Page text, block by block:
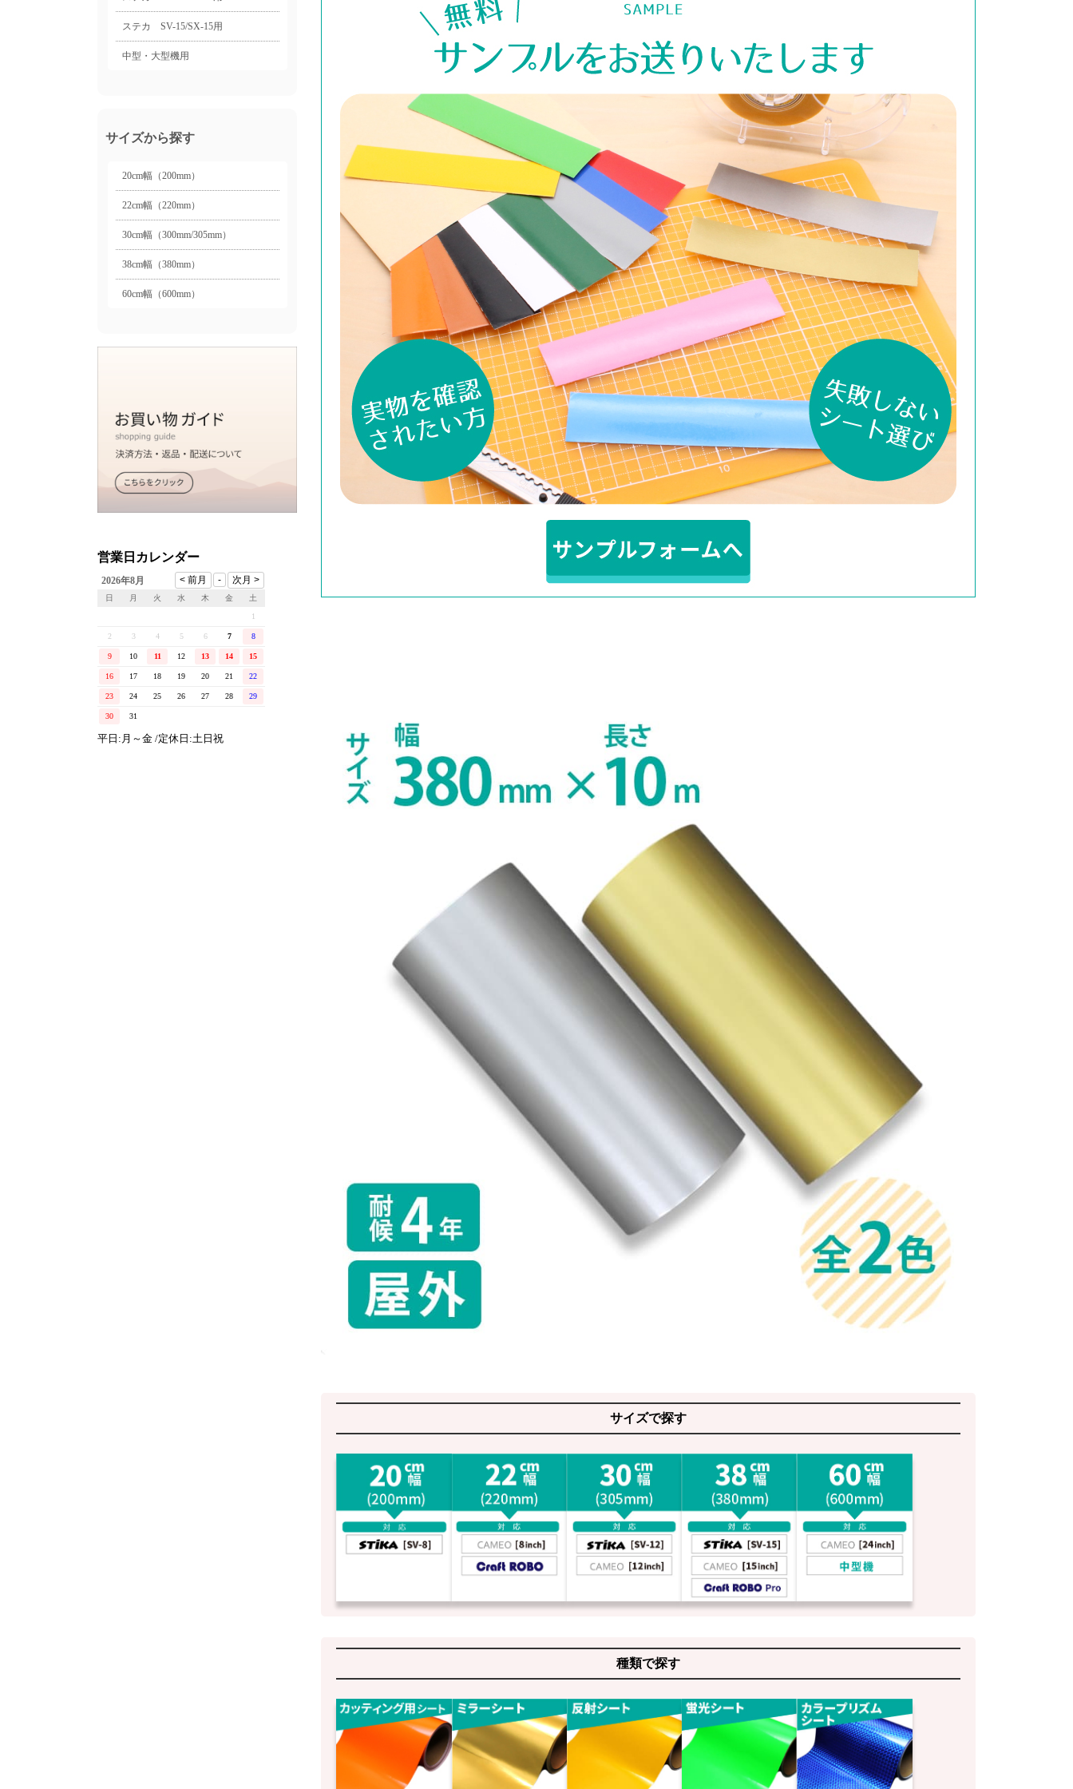
ステカ SV-15/SX-15用
中型・大型機用
サイズから探す
20cm幅（200mm）
22cm幅（220mm）
30cm幅（300mm/305mm）
38cm幅（380mm）
60cm幅（600mm）
営業日カレンダー
2026年8月
日 月 火 水 木 金 土
1
2 3 4 5 6 7 8
9 10 11 12 13 14 15
16 17 18 19 20 21 22
23 24 25 26 27 28 29
30 31
平日:月～金 /定休日:土日祝
サイズで探す
種類で探す